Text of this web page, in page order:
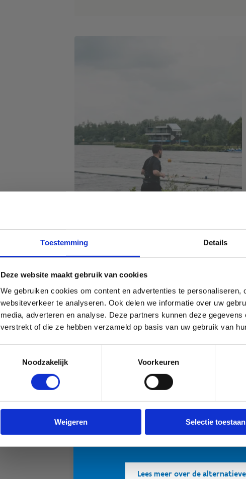
Toestemming Details
Deze website maakt gebruik van cookies
We gebruiken cookies om content en advertenties te
websiteverkeer te analyseren. Ook delen we informatie over uw
media, adverteren en analyse. Deze partners kunnen deze
verstrekt of die ze hebben verzameld op basis van uw gebruik van
Noodzakelijk
Voorkeuren
Weigeren Selectie toestaan
Blauwalg in de
🚫 Helaas is er blauwalg vastgesteld in
betekent dat er vanaf nu een
en zeilen wordt afgeraden, maar
voorzorgsmaatregelen: • Handen wassen en
voor personen met een zwakke
openwaterzwemmers is er een
Bedankt voor jullie
Lees meer over de
Catering en
met een hapje en een drankje. Liever blijven
rustige, groene omgeving? Ook dat behoort
mogelijkheden. Zo maak je van jouw